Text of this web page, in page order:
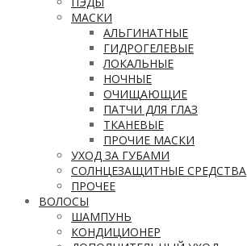
МАСКИ
АЛЬГИНАТНЫЕ
ГИДРОГЕЛЕВЫЕ
ЛОКАЛЬНЫЕ
НОЧНЫЕ
ОЧИЩАЮЩИЕ
ПАТЧИ ДЛЯ ГЛАЗ
ТКАНЕВЫЕ
ПРОЧИЕ МАСКИ
УХОД ЗА ГУБАМИ
СОЛНЦЕЗАЩИТНЫЕ СРЕДСТВА
ПРОЧЕЕ
ВОЛОСЫ
ШАМПУНЬ
КОНДИЦИОНЕР